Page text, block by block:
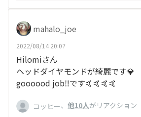
mahalo_joe
2022/08/14 20:07
Hilomiさん
ヘッドダイヤモンドが綺麗です💎
goooood job‼️です🤙🤙🤙🤙
コッヒー、 他10人がリアクション